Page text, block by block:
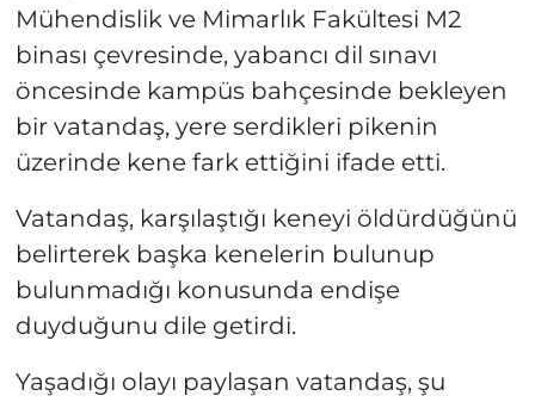
Mühendislik ve Mimarlık Fakültesi M2
binası çevresinde, yabancı dil sınavı
öncesinde kampüs bahçesinde bekleyen
bir vatandaş, yere serdikleri pikenin
üzerinde kene fark ettiğini ifade etti.
Vatandaş, karşılaştığı keneyi öldürdüğünü
belirterek başka kenelerin bulunup
bulunmadığı konusunda endişe
duyduğunu dile getirdi.
Yaşadığı olayı paylaşan vatandaş, şu